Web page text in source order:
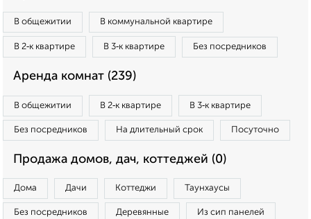
В общежитии В коммунальной квартире
В 2‑к квартире В 3‑к квартире Без посредников
Аренда комнат (239)
В общежитии В 2‑к квартире В 3‑к квартире
Без посредников На длительный срок Посуточно
Продажа домов, дач, коттеджей (0)
Дома Дачи Коттеджи Таунхаусы
Без посредников Деревянные Из сип панелей